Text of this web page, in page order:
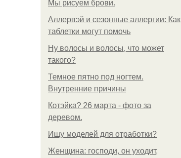
Мы рисуем брови.
Аллервэй и сезонные аллергии: Как
таблетки могут помочь
Ну волосы и волосы, что может
такого?
Темное пятно под ногтем.
Внутренние причины
Котэйка? 26 марта - фото за
деревом.
Ищу моделей для отработки?
Женщина: господи, он уходит,